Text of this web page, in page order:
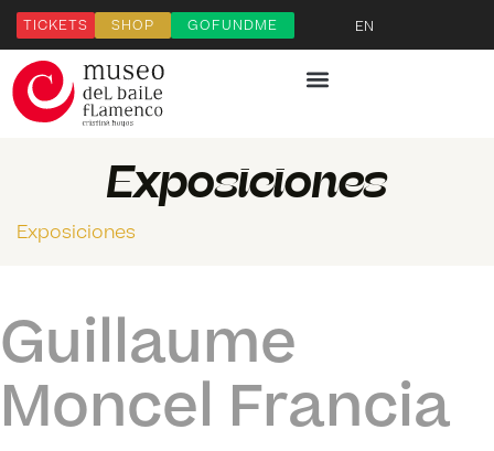
TICKETS SHOP GOFUNDME EN
Exposiciones
Exposiciones
Guillaume
Moncel Francia